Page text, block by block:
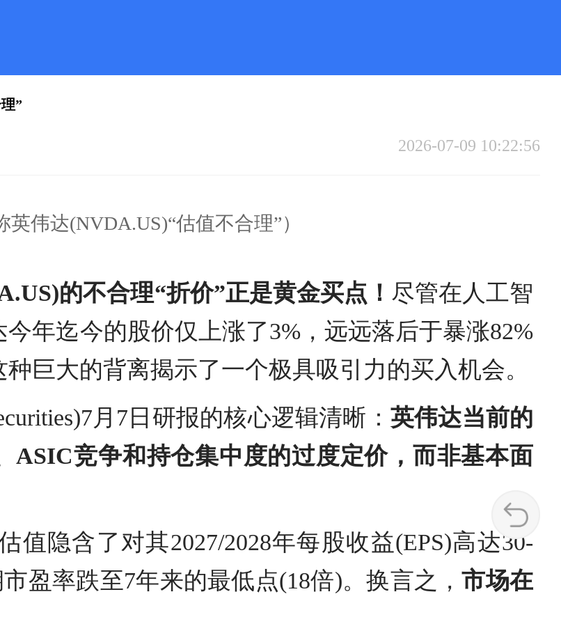
”
2026-07-09 10:22:56
伟达(NVDA.US)“估值不合理”）
的不合理“折价”正是黄金买点！ 尽管在人工智
年迄今的股价仅上涨了3%，远远落后于暴涨82%
巨大的背离揭示了一个极具吸引力的买入机会。
月7日研报的核心逻辑清晰： 英伟达当前的
ASIC竞争和持仓集中度的过度定价，而非基本面
隐含了对其2027/2028年每股收益(EPS)高达30-
盈率跌至7年来的最低点(18倍)。换言之，市场在